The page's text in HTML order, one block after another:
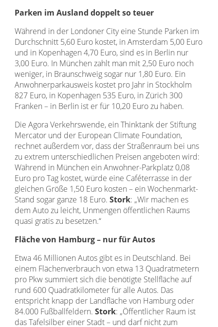
Parken im Ausland doppelt so teuer
Während in der Londoner City eine Stunde Parken im
Durchschnitt 5,60 Euro kostet, in Amsterdam 5,00 Euro
und in Kopenhagen 4,70 Euro, sind es in Berlin nur
3,00 Euro. In München zahlt man mit 2,50 Euro noch
weniger, in Braunschweig sogar nur 1,80 Euro. Ein
Anwohnerparkausweis kostet pro Jahr in Stockholm
827 Euro, in Kopenhagen 535 Euro, in Zürich 300
Franken – in Berlin ist er für 10,20 Euro zu haben.
Die Agora Verkehrswende, ein Thinktank der Stiftung
Mercator und der European Climate Foundation,
rechnet außerdem vor, dass der Straßenraum bei uns
zu extrem unterschiedlichen Preisen angeboten wird:
Während in München ein Anwohner-Parkplatz 0,08
Euro pro Tag kostet, würde eine Caféterrasse in der
gleichen Größe 1,50 Euro kosten – ein Wochenmarkt-
Stand sogar ganze 18 Euro. Stork: „Wir machen es
dem Auto zu leicht, Unmengen öffentlichen Raums
quasi gratis zu besetzen.“
Fläche von Hamburg – nur für Autos
Etwa 46 Millionen Autos gibt es in Deutschland. Bei
einem Flächenverbrauch von etwa 13 Quadratmetern
pro Pkw summiert sich die benötigte Stellfläche auf
rund 600 Quadratkilometer für alle Autos. Das
entspricht knapp der Landfläche von Hamburg oder
84.000 Fußballfeldern. Stork: „Öffentlicher Raum ist
das Tafelsilber einer Stadt – und darf nicht zum